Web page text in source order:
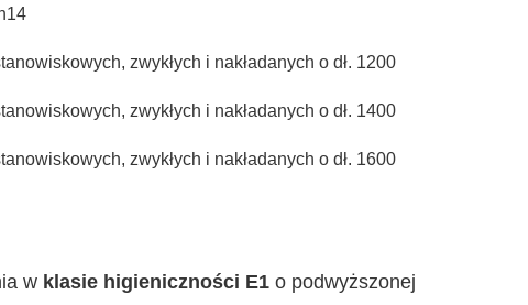
zwykłych i nakładanych o dł. 1200
zwykłych i nakładanych o dł. 1400
zwykłych i nakładanych o dł. 1600
w klasie higieniczności E1 o podwyższonej